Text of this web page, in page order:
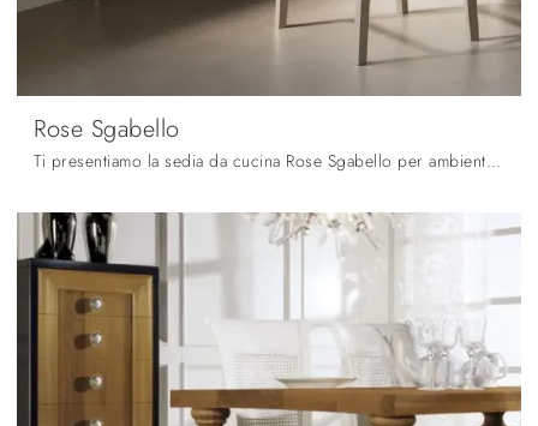
Rose Sgabello
Ti presentiamo la sedia da cucina Rose Sgabello per ambientazioni classiche, tra le più esclusive Sedie sgabelli di Arredo3.